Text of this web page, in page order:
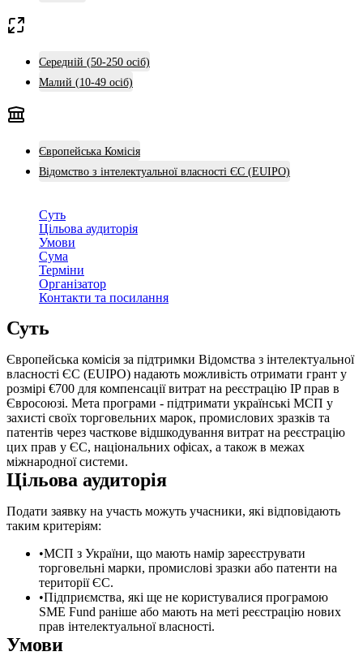
Середній (50-250 осіб)
Малий (10-49 осіб)
Європейська Комісія
Відомство з інтелектуальної власності ЄС (EUIPO)
Суть
Цільова аудиторія
Умови
Сума
Терміни
Організатор
Контакти та посилання
Суть
Європейська комісія за підтримки Відомства з інтелектуальної
власності ЄС (EUIPO) надають можливість отримати грант у
розмірі €700 для компенсації витрат на реєстрацію IP прав в
Євросоюзі. Мета програми - підтримати українські МСП у
захисті своїх торговельних марок, промислових зразків та
патентів через часткове відшкодування витрат на реєстрацію
цих прав у ЄС, національних офісах, а також в межах
міжнародної системи.
Цільова аудиторія
Подати заявку на участь можуть учасники, які відповідають
таким критеріям:
МСП з України, що мають намір зареєструвати
торговельні марки, промислові зразки або патенти на
території ЄС.
Підприємства, які ще не користувалися програмою
SME Fund раніше або мають на меті реєстрацію нових
прав інтелектуальної власності.
Умови